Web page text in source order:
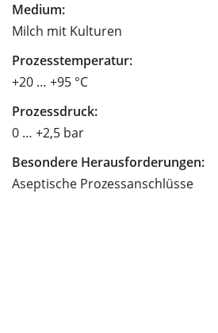
Medium:
Milch mit Kulturen
Prozesstemperatur:
+20 … +95 °C
Prozessdruck:
0 … +2,5 bar
Besondere Herausforderungen:
Aseptische Prozessanschlüsse